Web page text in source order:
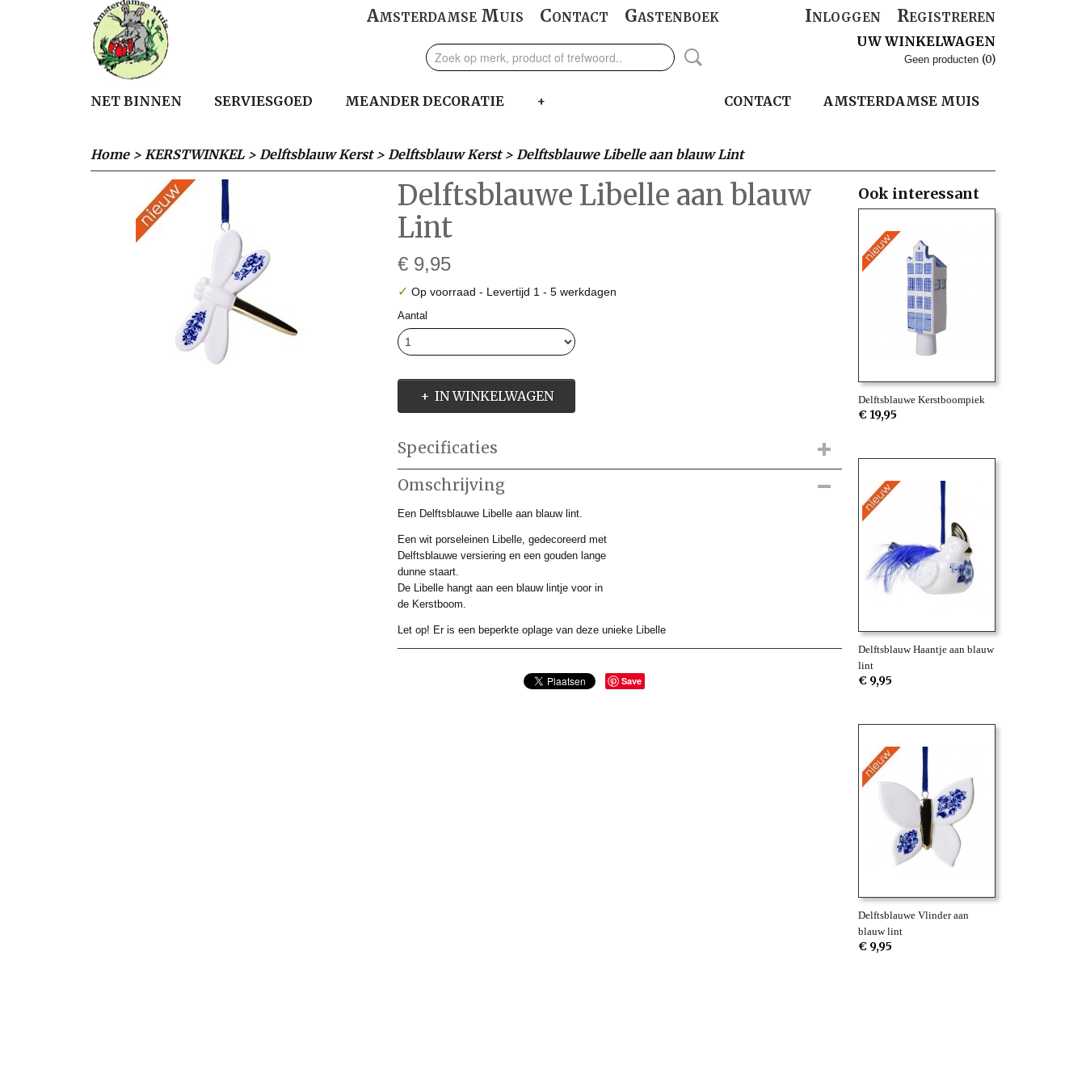
Amsterdamse Muis Contact Gastenboek Inloggen Registreren
UW WINKELWAGEN
Geen producten (0)
AMSTERDAMSE MUIS
CONTACT
NET BINNEN SERVIESGOED MEANDER DECORATIE +
Home> KERSTWINKEL> Delftsblauw Kerst> Delftsblauw Kerst> Delftsblauwe Libelle aan blauw Lint
Delftsblauwe Libelle aan blauw
Lint
€ 9,95
✓ Op voorraad - Levertijd 1 - 5 werkdagen
Aantal
IN WINKELWAGEN
Specificaties
Productcode
Productcode leverancier
Afmetingen (l,b,h)
Omschrijving
Een Delftsblauwe Libelle aan blauw lint.
Een wit porseleinen Libelle, gedecoreerd met
Delftsblauwe versiering en een gouden lange
dunne staart.
De Libelle hangt aan een blauw lintje voor in
de Kerstboom.
Let op! Er is een beperkte oplage van deze unieke Libelle
Save
Ook interessant
Delftsblauwe Kerstboompiek
€ 19,95
Delftsblauw Haantje aan blauw
lint
€ 9,95
Delftsblauwe Vlinder aan
blauw lint
€ 9,95